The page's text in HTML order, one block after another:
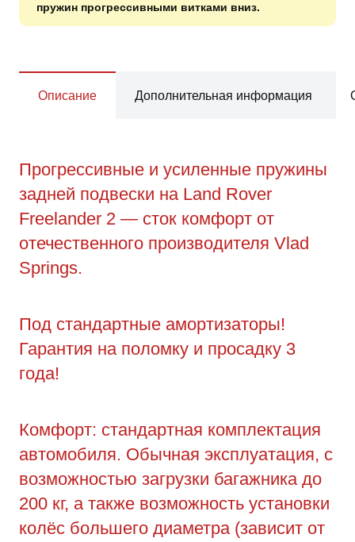
пружин прогрессивными витками вниз.
Описание Дополнительная информация
Прогрессивные и усиленные пружины
задней подвески на Land Rover
Freelander 2 — сток комфорт от
отечественного производителя Vlad
Springs.
Под стандартные амортизаторы!
Гарантия на поломку и просадку 3
года!
Комфорт: стандартная комплектация
автомобиля. Обычная эксплуатация, с
возможностью загрузки багажника до
200 кг, а также возможность установки
колёс большего диаметра (зависит от